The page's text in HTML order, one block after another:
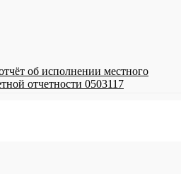
об исполнении местного
отчетности 0503117